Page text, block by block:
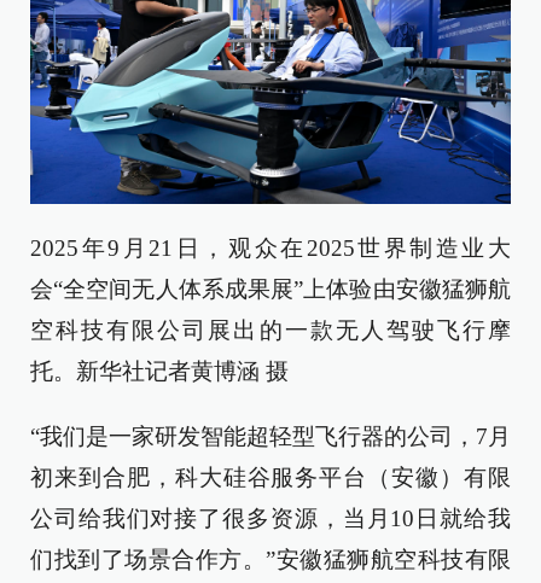
2025年9月21日，观众在2025世界制造业大
会“全空间无人体系成果展”上体验由安徽猛狮航
空科技有限公司展出的一款无人驾驶飞行摩
托。新华社记者黄博涵 摄
“我们是一家研发智能超轻型飞行器的公司，7月
初来到合肥，科大硅谷服务平台（安徽）有限
公司给我们对接了很多资源，当月10日就给我
们找到了场景合作方。”安徽猛狮航空科技有限